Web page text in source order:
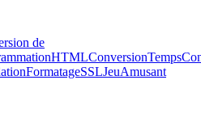
de
HTMLConversionTemps
FormatageSSLJeuAmusant